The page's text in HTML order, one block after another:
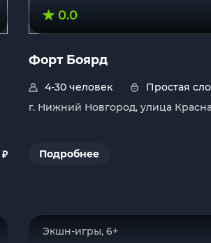
₽
0.0
Форт Боярд
4-30 человек
Простая
г. Нижний Новгород, улица
Подробнее
Экшн-игры, 6+